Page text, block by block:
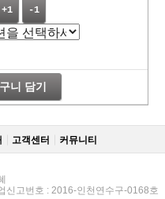
+1 -1
니 담기
고객센터 커뮤니티
신고번호 : 2016-인천연수구-0168호